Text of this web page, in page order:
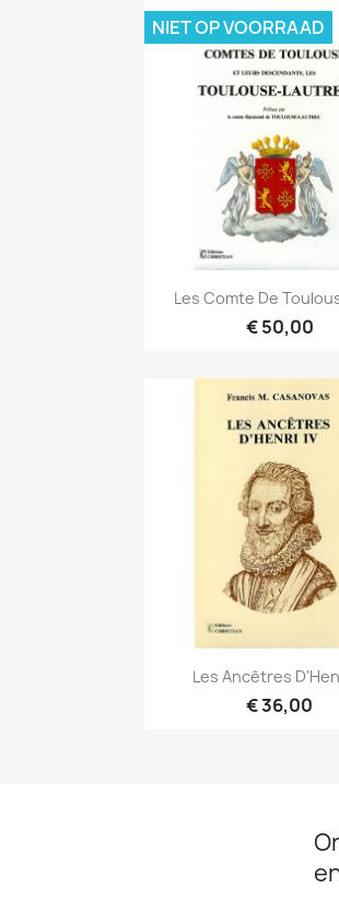
Snel
Les Comte De
€ 50,00
NIET OP VOORRAAD
Snel
Les Ancêtres
€ 36,00